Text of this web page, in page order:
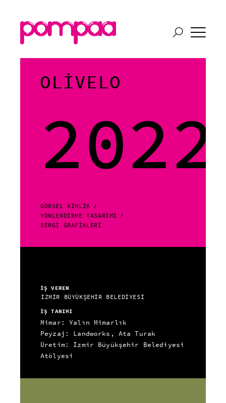
OLİVELO
2022
GÖRSEL KİMLİK
YÖNLENDİRME TASARIMI
SERGİ GRAFİKLERİ
İŞ VEREN
İZMİR BÜYÜKŞEHİR BELEDİYESİ
İŞ TANIMI
Mimar: Yalın Mimarlık
Peyzaj: Landworks, Ata Turak
Üretim: İzmir Büyükşehir Belediyesi
Atölyesi